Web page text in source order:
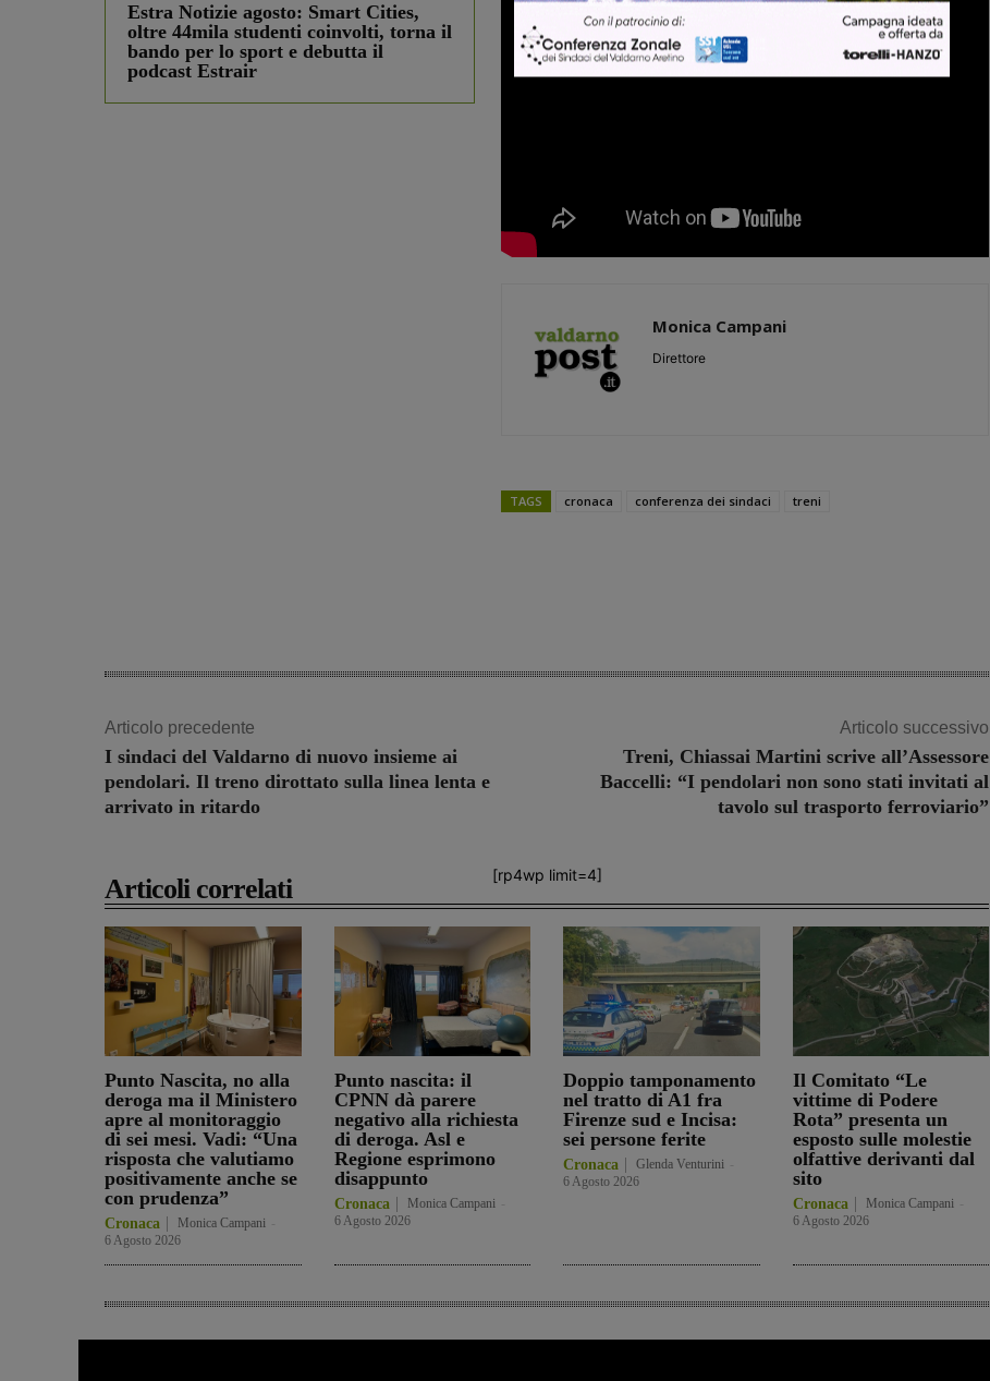
Estra Notizie agosto: Smart Cities,
oltre 44mila studenti coinvolti, torna il
bando per lo sport e debutta il
podcast Estrair
Monica Campani
Direttore
TAGS cronaca conferenza dei sindaci treni
Articolo precedente
I sindaci del Valdarno di nuovo insieme ai
pendolari. Il treno dirottato sulla linea lenta e
arrivato in ritardo
Articolo successivo
Treni, Chiassai Martini scrive all’Assessore
Baccelli: “I pendolari non sono stati invitati al
tavolo sul trasporto ferroviario”
[rp4wp limit=4]
Articoli correlati
Punto Nascita, no alla
deroga ma il Ministero
apre al monitoraggio
di sei mesi. Vadi: “Una
risposta che valutiamo
positivamente anche se
con prudenza”
Cronaca Monica Campani
6 Agosto 2026
Punto nascita: il
CPNN dà parere
negativo alla richiesta
di deroga. Asl e
Regione esprimono
disappunto
Cronaca Monica Campani
6 Agosto 2026
Doppio tamponamento
nel tratto di A1 fra
Firenze sud e Incisa:
sei persone ferite
Cronaca Glenda Venturini
6 Agosto 2026
Il Comitato “Le
vittime di Podere
Rota” presenta un
esposto sulle molestie
olfattive derivanti dal
sito
Cronaca Monica Campani
6 Agosto 2026